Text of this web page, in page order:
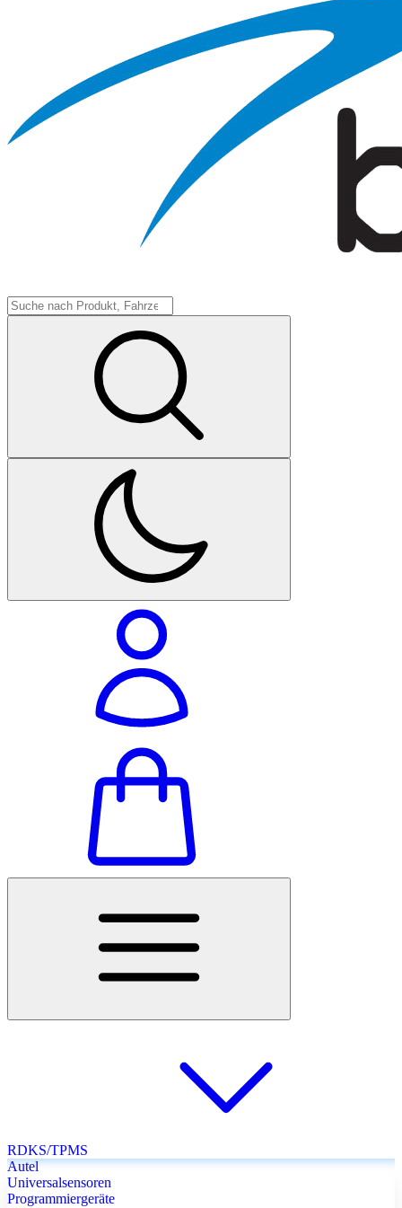
RDKS/TPMS
Autel
Universalsensoren
Programmiergeräte